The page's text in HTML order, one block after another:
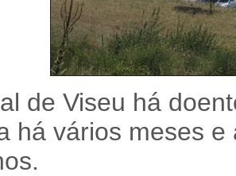
de Viseu há
há vários meses